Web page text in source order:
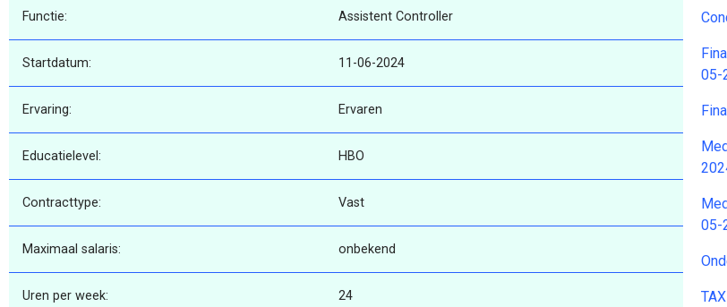
Functie: Assistent Controller
Startdatum: 11-06-2024
Ervaring: Ervaren
Educatielevel: HBO
Contracttype: Vast
Maximaal salaris: onbekend
Uren per week: 24
05-
05-